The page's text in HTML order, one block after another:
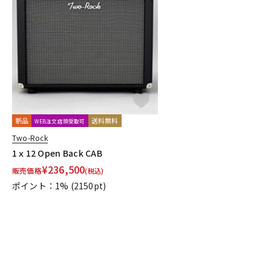
新品 WEB注文店頭受取可 送料無料
Two-Rock
1ｘ12 Open Back CAB
販売価格¥236,500(税込)
ポイント：1% (2150pt)